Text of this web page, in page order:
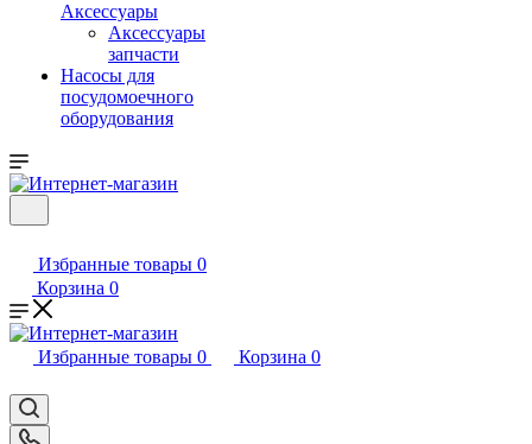
Аксессуары
Аксессуары
запчасти
Насосы для
посудомоечного
оборудования
Избранные товары 0
Корзина 0
Избранные товары 0 Корзина 0